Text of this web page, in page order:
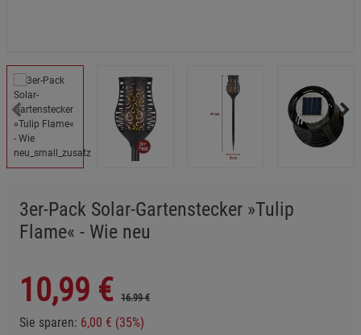
3er-Pack Solar-Gartenstecker »Tulip
Flame« - Wie neu
10,99 € 16.99 €
Sie sparen: 6,00 € (35%)